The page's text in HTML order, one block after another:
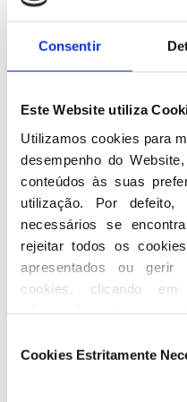
Consentir
Este Website utiliza
Utilizamos cookies para
desempenho do
conteúdos às suas
utilização. Por
necessários se
rejeitar todos os
apresentados ou gerir
cookies, clicando em
deCookies Estritamente